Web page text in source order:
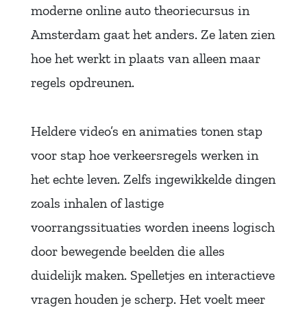
moderne online auto theoriecursus in
Amsterdam gaat het anders. Ze laten zien
hoe het werkt in plaats van alleen maar
regels opdreunen.
Heldere video’s en animaties tonen stap
voor stap hoe verkeersregels werken in
het echte leven. Zelfs ingewikkelde dingen
zoals inhalen of lastige
voorrangssituaties worden ineens logisch
door bewegende beelden die alles
duidelijk maken. Spelletjes en interactieve
vragen houden je scherp. Het voelt meer